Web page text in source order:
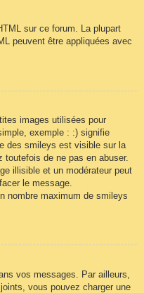
sur ce forum. La plupart
peuvent être appliquées avec
images utilisées pour
exemple : :) signifie
des smileys est visible sur la
de ne pas en abuser.
illisible et un modérateur peut
le message.
nombre maximum de smileys
vos messages. Par ailleurs,
vous pouvez charger une